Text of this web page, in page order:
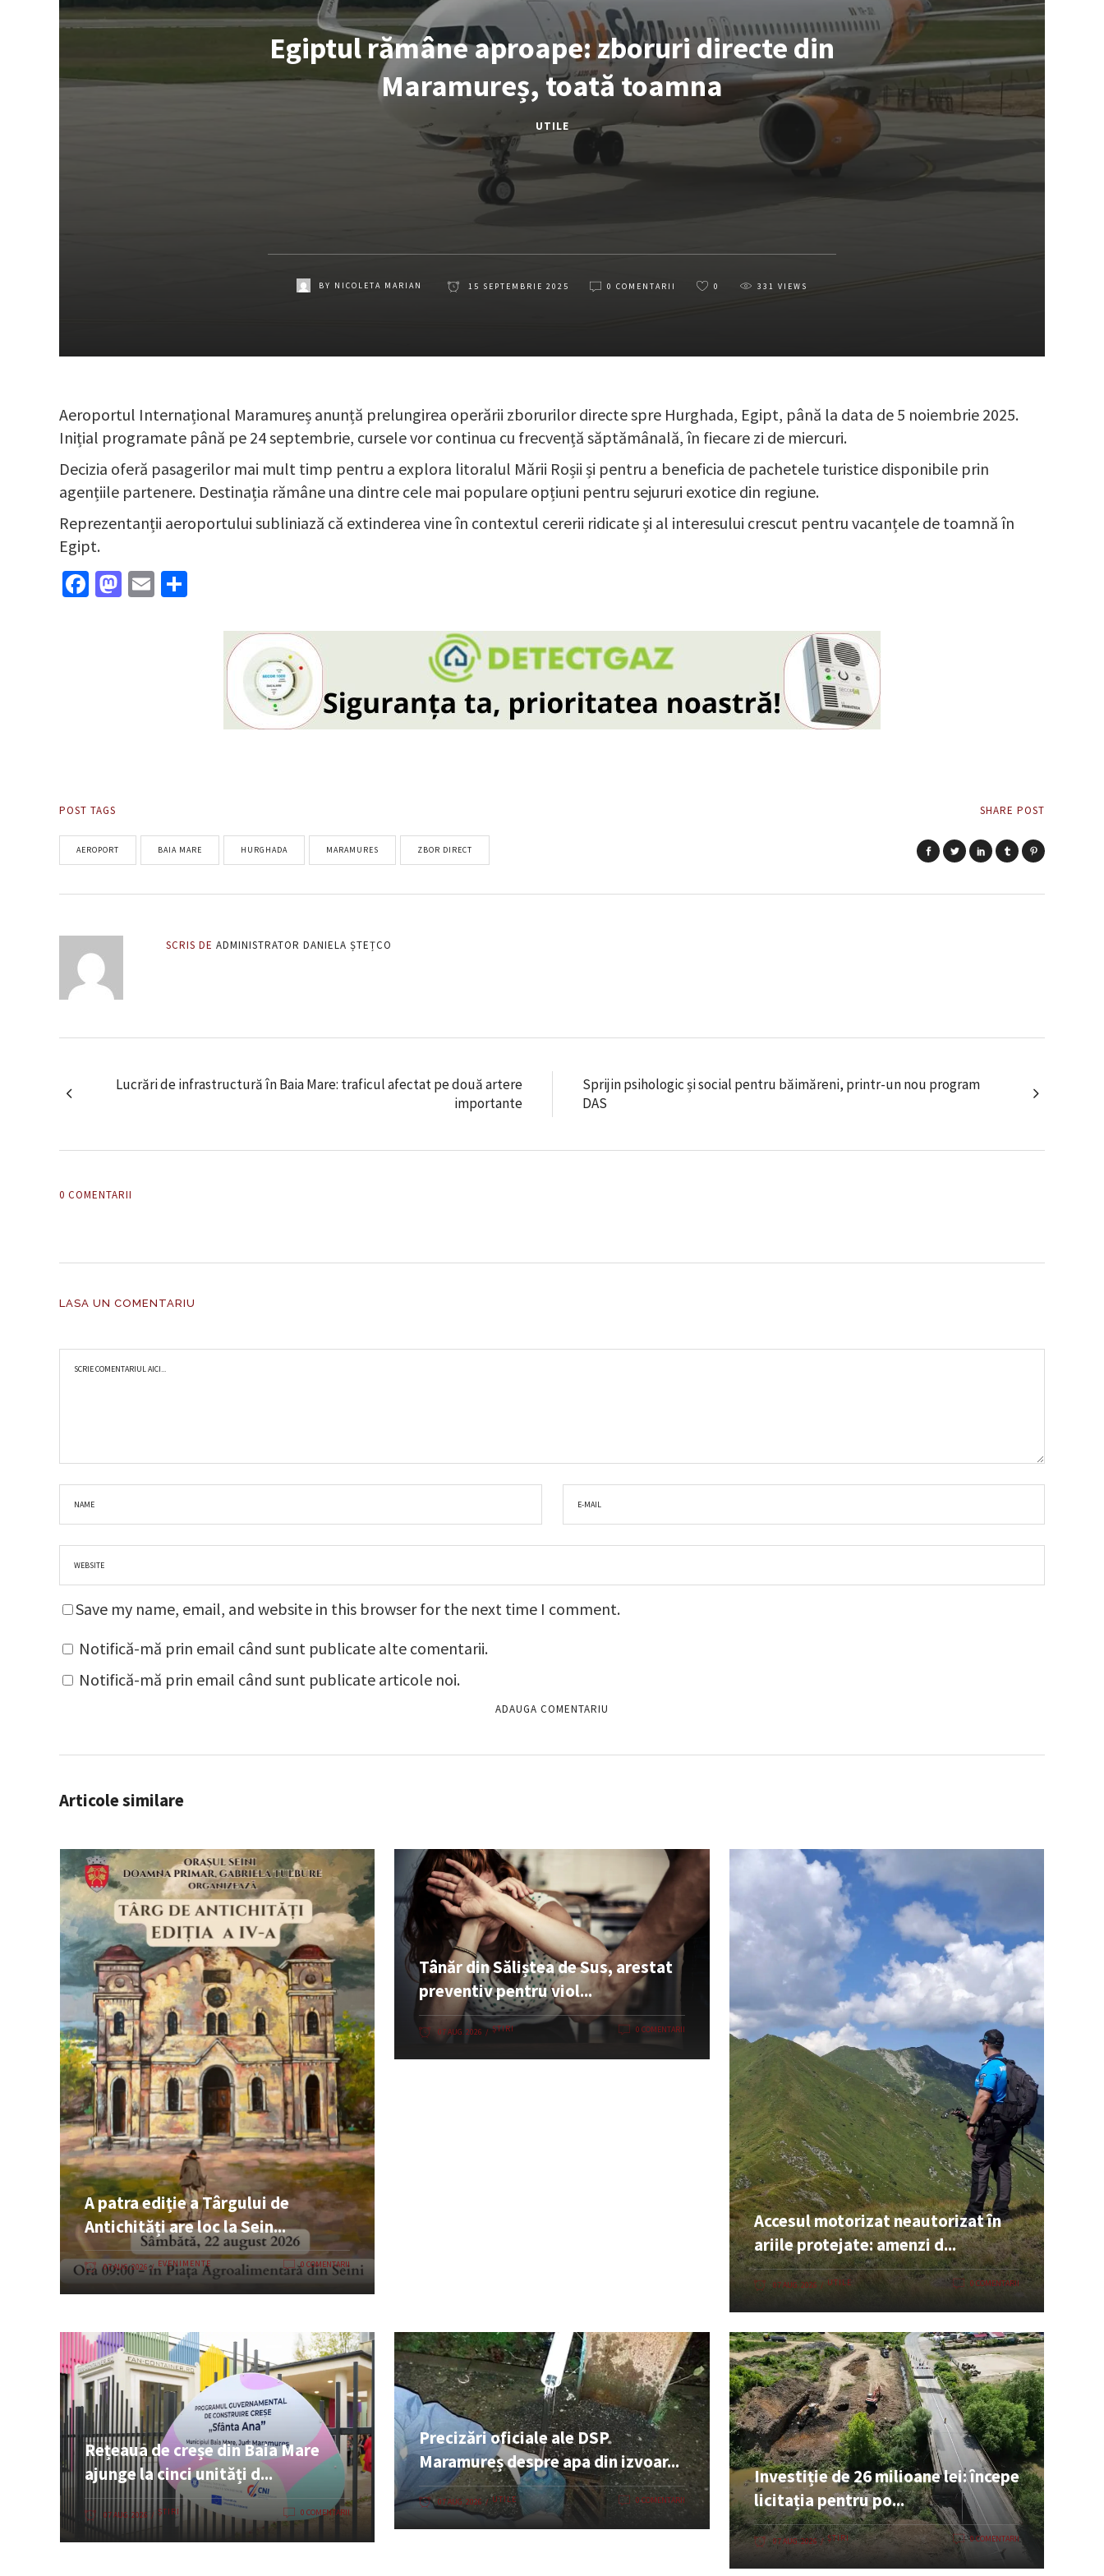
Egiptul rămâne aproape: zboruri directe din
Maramureș, toată toamna
UTILE
BY NICOLETA MARIAN 15 SEPTEMBRIE 2025 0 COMENTARII 0 331 VIEWS
Aeroportul Internațional Maramureș anunță prelungirea operării zborurilor directe spre Hurghada, Egipt, până la data de 5 noiembrie 2025.
Inițial programate până pe 24 septembrie, cursele vor continua cu frecvență săptămânală, în fiecare zi de miercuri.
Decizia oferă pasagerilor mai mult timp pentru a explora litoralul Mării Roșii și pentru a beneficia de pachetele turistice disponibile prin
agențiile partenere. Destinația rămâne una dintre cele mai populare opțiuni pentru sejururi exotice din regiune.
Reprezentanții aeroportului subliniază că extinderea vine în contextul cererii ridicate și al interesului crescut pentru vacanțele de toamnă în
Egipt.
Facebook
Mastodon
Email
POST TAGS
AEROPORT BAIA MARE HURGHADA MARAMURES ZBOR DIRECT
SHARE POST
SCRIS DE ADMINISTRATOR DANIELA ȘTEȚCO
Lucrări de infrastructură în Baia Mare: traficul afectat pe două artere
importante
Sprijin psihologic și social pentru băimăreni, printr-un nou program
DAS
0 COMENTARII
LASA UN COMENTARIU
Save my name, email, and website in this browser for the next time I comment.
Notifică-mă prin email când sunt publicate alte comentarii.
Notifică-mă prin email când sunt publicate articole noi.
Articole similare
A patra ediție a Târgului de
Antichități are loc la Sein...
07 AUG. 2026 EVENIMENTE 0 COMENTARII
Tânăr din Săliștea de Sus, arestat
preventiv pentru viol...
07 AUG. 2026 ȘTIRI 0 COMENTARII
Accesul motorizat neautorizat în
ariile protejate: amenzi d...
07 AUG. 2026 UTILE 0 COMENTARII
Rețeaua de creșe din Baia Mare
ajunge la cinci unități d...
07 AUG. 2026 ȘTIRI 0 COMENTARII
Precizări oficiale ale DSP
Maramureș despre apa din izvoar...
07 AUG. 2026 UTILE 0 COMENTARII
Investiție de 26 milioane lei: începe
licitația pentru po...
07 AUG. 2026 ȘTIRI 0 COMENTARII